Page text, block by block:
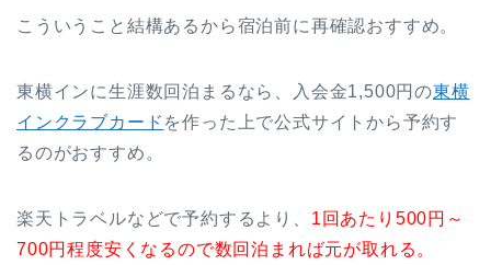
こういうこと結構あるから宿泊前に再確認おすすめ。
東横インに生涯数回泊まるなら、入会金1,500円の東横
インクラブカード を作った上で公式サイトから予約す
るのがおすすめ。
楽天トラベルなどで予約するより、 1回あたり500円～
700円程度安くなるので数回泊まれば元が取れる。